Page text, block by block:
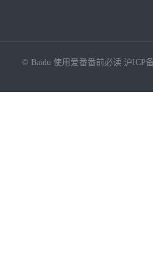
© Baidu 使用爱番番前必读 沪ICP